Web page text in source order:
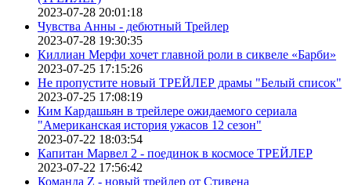
2023-07-28 20:01:18
Чувства Анны - дебютный Трейлер
2023-07-28 19:30:35
Киллиан Мерфи хочет главной роли в сиквеле «Барби»
2023-07-25 17:15:26
Не пропустите новый ТРЕЙЛЕР драмы "Белый список"
2023-07-25 17:08:19
Ким Кардашьян в трейлере ожидаемого сериала
"Американская история ужасов 12 сезон"
2023-07-22 18:03:54
Капитан Марвел 2 - поединок в космосе ТРЕЙЛЕР
2023-07-22 17:56:42
Команда Z - новый трейлер от Стивена